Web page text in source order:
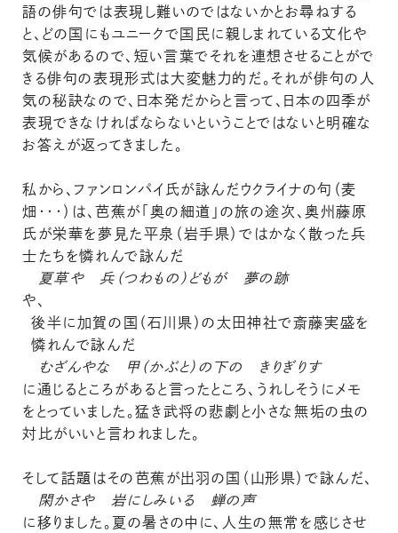
語の俳句では表現し難いのではないかとお尋ねする
と、どの国にもユニークで国民に親しまれている文化や
気候があるので、短い言葉でそれを連想させることがで
きる俳句の表現形式は大変魅力的だ。それが俳句の人
気の秘訣なので、日本発だからと言って、日本の四季が
表現できなければならないということではないと明確な
お答えが返ってきました。
私から、ファンロンパイ氏が詠んだウクライナの句（麦
畑・・・）は、芭蕉が「奥の細道」の旅の途次、奥州藤原
氏が栄華を夢見た平泉（岩手県）ではかなく散った兵
士たちを憐れんで詠んだ
夏草や 兵（つわもの）どもが 夢の跡
や、
後半に加賀の国（石川県）の太田神社で斎藤実盛を
憐れんで詠んだ
むざんやな 甲（かぶと）の下の きりぎりす
に通じるところがあると言ったところ、うれしそうにメモ
をとっていました。猛き武将の悲劇と小さな無垢の虫の
対比がいいと言われました。
そして話題はその芭蕉が出羽の国（山形県）で詠んだ、
閑かさや 岩にしみいる 蝉の声
に移りました。夏の暑さの中に、人生の無常を感じさせ